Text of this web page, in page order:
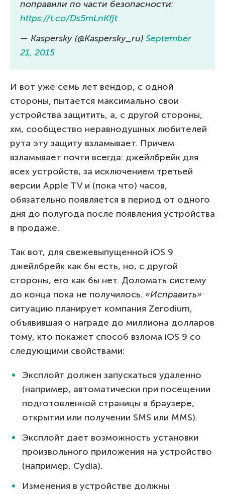
поправили по части безопасности:
https://t.co/Ds5mLnKfjt
— Kaspersky (@Kaspersky_ru) September
21, 2015
И вот уже семь лет вендор, с одной
стороны, пытается максимально свои
устройства защитить, а, с другой стороны,
хм, сообщество неравнодушных любителей
рута эту защиту взламывает. Причем
взламывает почти всегда: джейлбрейк для
всех устройств, за исключением третьей
версии Apple TV и (пока что) часов,
обязательно появляется в период от одного
дня до полугода после появления устройства
в продаже.
Так вот, для свежевыпущенной iOS 9
джейлбрейк как бы есть, но, с другой
стороны, его как бы нет. Доломать систему
до конца пока не получилось. «Исправить»
ситуацию планирует компания Zerodium,
объявившая о награде до миллиона долларов
тому, кто покажет способ взлома iOS 9 со
следующими свойствами:
Эксплойт должен запускаться удаленно
(например, автоматически при посещении
подготовленной страницы в браузере,
открытии или получении SMS или MMS).
Эксплойт дает возможность установки
произвольного приложения на устройство
(например, Cydia).
Изменения в устройстве должны